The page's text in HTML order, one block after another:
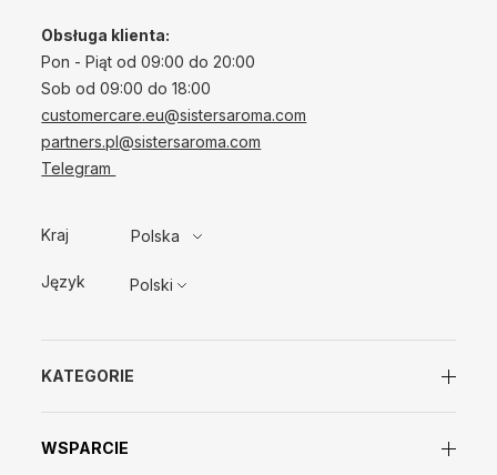
Obsługa klienta:
Pon - Piąt od 09:00 do 20:00
Sob od 09:00 do 18:00
customercare.eu@sistersaroma.com
partners.pl@sistersaroma.com
Telegram
KATEGORIE
WSPARCIE
Kraj Polska
Język Polski